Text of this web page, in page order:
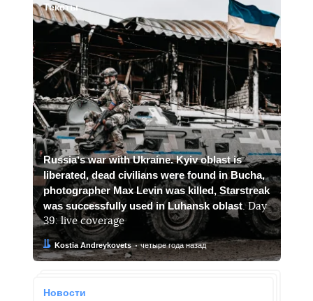
Тексты
Russiaʼs war with Ukraine. Kyiv oblast is
liberated, dead civilians were found in Bucha,
photographer Max Levin was killed, Starstreak
was successfully used in Luhansk oblast. Day
39: live coverage
Автор:
Kostia Andreykovets
Дата: четыре года назад
Новости